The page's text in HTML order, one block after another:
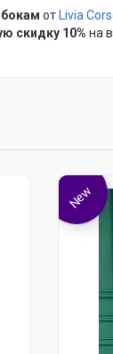
от Livia
скидку 10% на
New